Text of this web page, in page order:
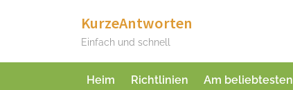
KurzeAntworten
Einfach und schnell
Heim Richtlinien Am beliebtesten